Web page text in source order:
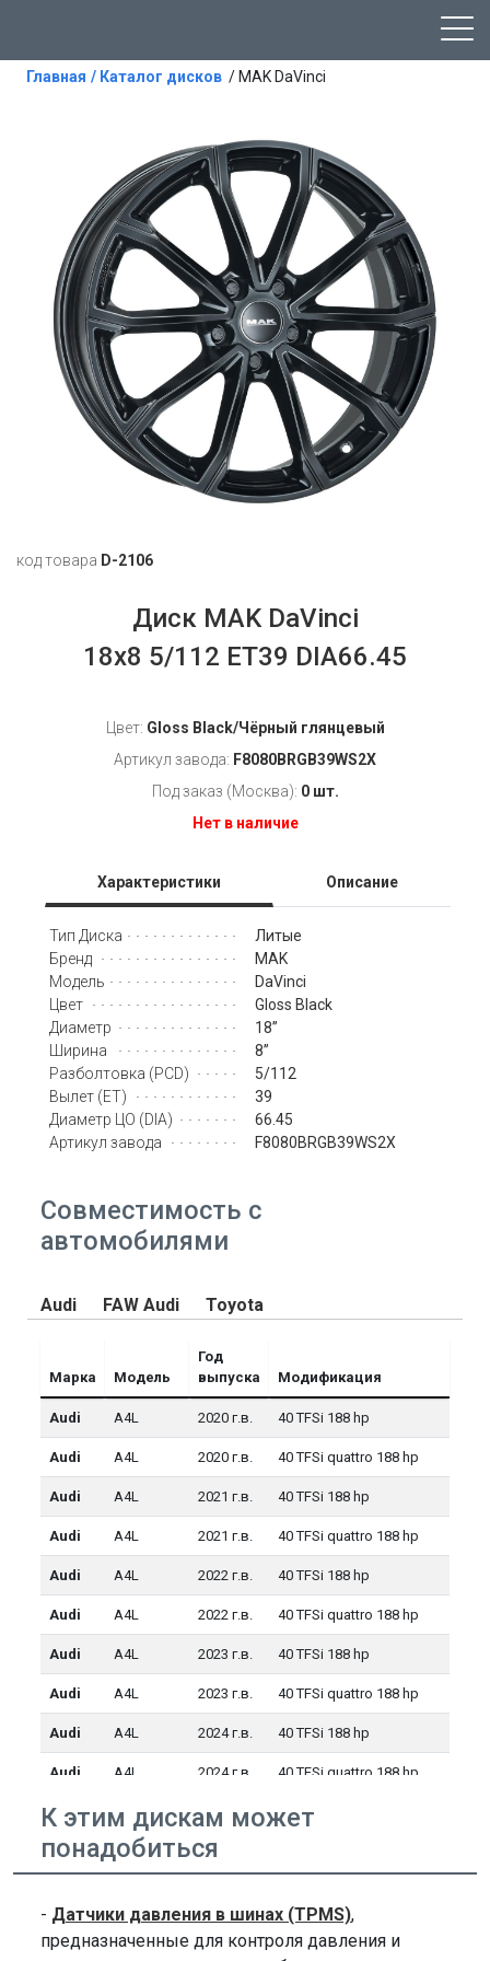
Главная / Каталог дисков / MAK DaVinci
код товара D-2106
Диск MAK DaVinci
18x8 5/112 ET39 DIA66.45
Цвет: Gloss Black/Чёрный глянцевый
Артикул завода: F8080BRGB39WS2X
Под заказ (Москва): 0 шт.
Нет в наличие
Характеристики Описание
Тип Диска
Литые
Бренд
MAK
Модель
DaVinci
Цвет
Gloss Black
Диаметр
18’’
Ширина
8’’
Разболтовка (PCD)
5/112
Вылет (ET)
39
Диаметр ЦО (DIA)
66.45
Артикул завода
F8080BRGB39WS2X
Совместимость с
автомобилями
Audi FAW Audi Toyota
Марка Модель
Год
выпуска
Модификация
Audi A4L 2020 г.в. 40 TFSi 188 hp
Audi A4L 2020 г.в. 40 TFSi quattro 188 hp
Audi A4L 2021 г.в. 40 TFSi 188 hp
Audi A4L 2021 г.в. 40 TFSi quattro 188 hp
Audi A4L 2022 г.в. 40 TFSi 188 hp
Audi A4L 2022 г.в. 40 TFSi quattro 188 hp
Audi A4L 2023 г.в. 40 TFSi 188 hp
Audi A4L 2023 г.в. 40 TFSi quattro 188 hp
Audi A4L 2024 г.в. 40 TFSi 188 hp
Audi A4L 2024 г.в. 40 TFSi quattro 188 hp
Audi A6 2011 г.в. 3.0 TDi 241 hp
Audi A6 2012 г.в.
Audi A6 3.0 TDi 241 hp
К этим дискам может
понадобиться
- Датчики давления в шинах (TPMS),
предназначенные для контроля давления и